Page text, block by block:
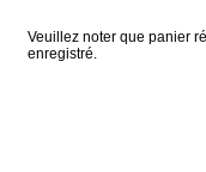
Veuillez noter que panier
enregistré.